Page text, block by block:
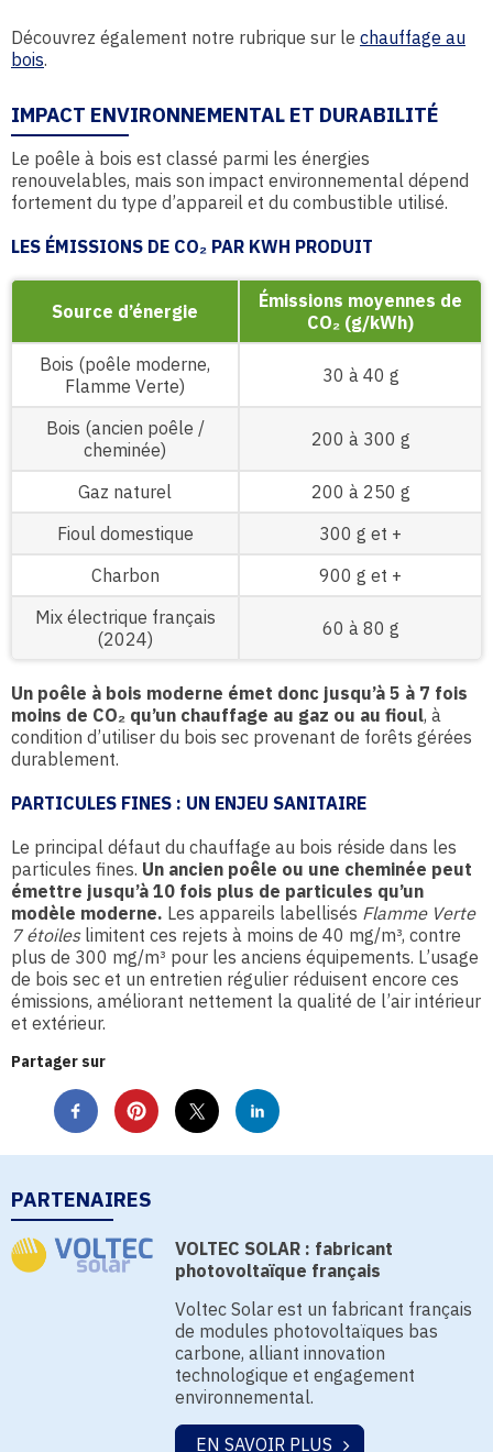
Découvrez également notre rubrique sur le chauffage au
bois.
IMPACT ENVIRONNEMENTAL ET DURABILITÉ
Le poêle à bois est classé parmi les énergies
renouvelables, mais son impact environnemental dépend
fortement du type d’appareil et du combustible utilisé.
LES ÉMISSIONS DE CO₂ PAR KWH PRODUIT
Source d’énergie
Émissions moyennes de
CO₂ (g/kWh)
Bois (poêle moderne,
Flamme Verte)
30 à 40 g
Bois (ancien poêle /
cheminée)
200 à 300 g
Gaz naturel
200 à 250 g
Fioul domestique
300 g et +
Charbon
900 g et +
Mix électrique français
(2024)
60 à 80 g
Un poêle à bois moderne émet donc jusqu’à 5 à 7 fois
moins de CO₂ qu’un chauffage au gaz ou au fioul, à
condition d’utiliser du bois sec provenant de forêts gérées
durablement.
PARTICULES FINES : UN ENJEU SANITAIRE
Le principal défaut du chauffage au bois réside dans les
particules fines. Un ancien poêle ou une cheminée peut
émettre jusqu’à 10 fois plus de particules qu’un
modèle moderne. Les appareils labellisés Flamme Verte
7 étoileslimitent ces rejets à moins de 40 mg/m³, contre
plus de 300 mg/m³ pour les anciens équipements. L’usage
de bois sec et un entretien régulier réduisent encore ces
émissions, améliorant nettement la qualité de l’air intérieur
et extérieur.
Partager sur
PARTENAIRES
VOLTEC SOLAR : fabricant
photovoltaïque français
Voltec Solar est un fabricant français
de modules photovoltaïques bas
carbone, alliant innovation
technologique et engagement
environnemental.
EN SAVOIR PLUS